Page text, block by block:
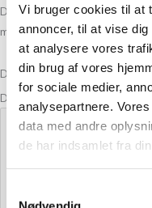
Vi bruger cookies til at
annoncer, til at vise
at analysere vores
din brug af vores
for sociale medier,
analysepartnere.
data med andre
de har indsamlet fra
Din e-mailadresse vil ikke
med*
Din bedømmelse
Din anmeldelse